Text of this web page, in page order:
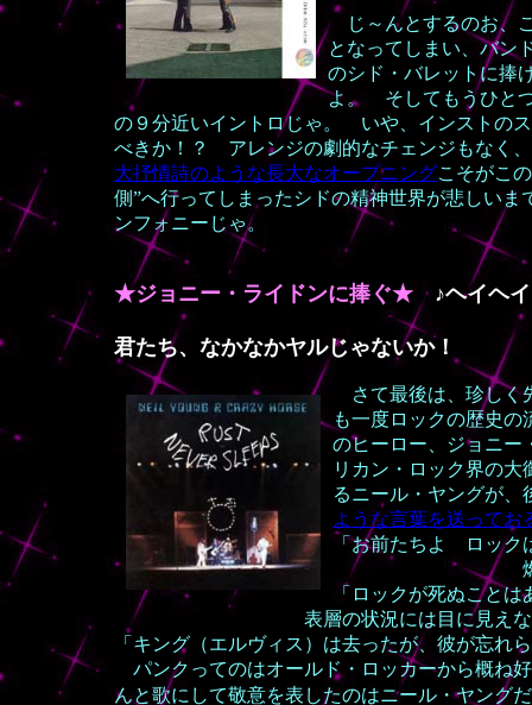
じ～んとするのお、
となってしまい、バン
のシド・バレットに捧
よ。 そしてもうひと
の９分近いイントロじゃ。 いや、インストの
べきか！？ アレンジの劇的なチェンジもなく
大抒情詩のような長大なオープニングこそがこ
側”へ行ってしまったシドの精神世界が悲しい
ンフォニーじゃ。
★ジョニー・ライドンに捧ぐ★ ♪ヘイヘイ
君たち、なかなかヤルじゃないか！
さて最後は、珍しく
も一度ロックの歴史の
のヒーロー、ジョニ
リカン・ロック界の
るニール・ヤングが、
ような言葉を送ってお
「お前たちよ ロッ
燃え尽きる方
「ロックが死ぬこと
表層の状況には目に見えない深
「キング（エルヴィス）は去ったが、彼が忘れ
パンクってのはオールド・ロッカーから概ね
んと歌にして敬意を表したのはニール・ヤン